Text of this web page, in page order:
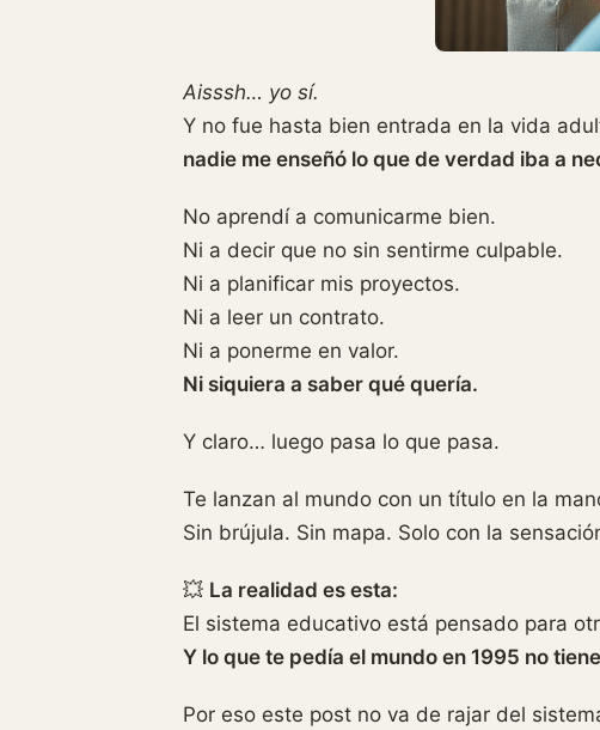
Aisssh… yo sí.
Y no fue hasta bien entrada en la vida
nadie me enseñó lo que de verdad iba a
No aprendí a comunicarme bien.
Ni a decir que no sin sentirme culpable.
Ni a planificar mis proyectos.
Ni a leer un contrato.
Ni a ponerme en valor.
Ni siquiera a saber qué quería.
Y claro… luego pasa lo que pasa.
Te lanzan al mundo con un título en la
Sin brújula. Sin mapa. Solo con la
💥 La realidad es esta:
El sistema educativo está pensado para
Y lo que te pedía el mundo en 1995 no
Por eso este post no va de rajar del